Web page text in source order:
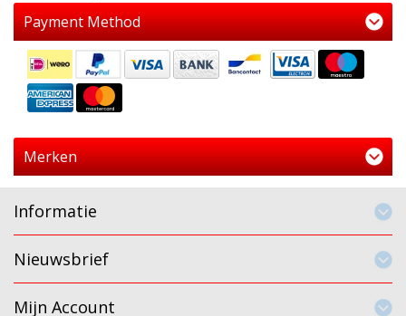
Payment Method
Merken
Informatie
Nieuwsbrief
Mijn Account